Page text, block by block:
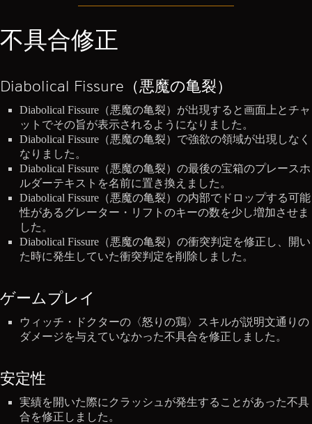
不具合修正
Diabolical Fissure（悪魔の亀裂）
Diabolical Fissure（悪魔の亀裂）が出現すると画面上とチャ
ットでその旨が表示されるようになりました。
Diabolical Fissure（悪魔の亀裂）で強欲の領域が出現しなく
なりました。
Diabolical Fissure（悪魔の亀裂）の最後の宝箱のプレースホ
ルダーテキストを名前に置き換えました。
Diabolical Fissure（悪魔の亀裂）の内部でドロップする可能
性があるグレーター・リフトのキーの数を少し増加させま
した。
Diabolical Fissure（悪魔の亀裂）の衝突判定を修正し、開い
た時に発生していた衝突判定を削除しました。
ゲームプレイ
ウィッチ・ドクターの〈怒りの鶏〉スキルが説明文通りの
ダメージを与えていなかった不具合を修正しました。
安定性
実績を開いた際にクラッシュが発生することがあった不具
合を修正しました。